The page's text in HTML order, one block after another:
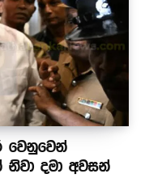
වෙනුවෙන්
දමා අවසන්